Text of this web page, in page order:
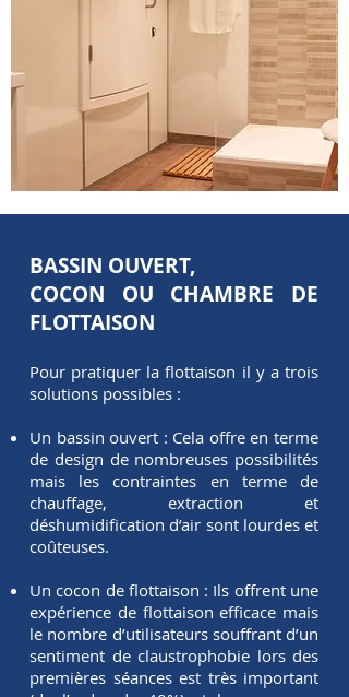
BASSIN OUVERT,
COCON OU CHAMBRE DE
FLOTTAISON
Pour pratiquer la flottaison il y a trois
solutions possibles :
Un bassin ouvert : Cela offre en terme
de design de nombreuses possibilités
mais les contraintes en terme de
chauffage, extraction et
déshumidification d’air sont lourdes et
coûteuses.
Un cocon de flottaison : Ils offrent une
expérience de flottaison efficace mais
le nombre d’utilisateurs souffrant d’un
sentiment de claustrophobie lors des
premières séances est très important